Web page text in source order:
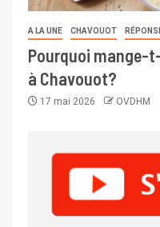
A LA UNE CHAVOUOT
Pourquoi mange-
à Chavouot?
17 mai 2026 OVDHM